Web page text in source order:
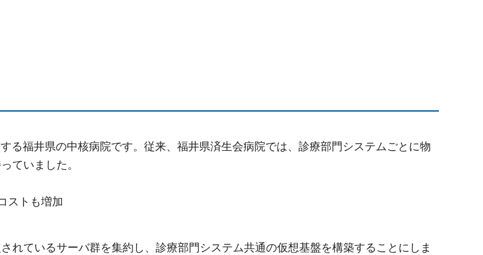
る福井県の中核病院です。従来、福井県済生会病院では、診療部門システムごとに物
ていました。
ストも増加
れているサーバ群を集約し、診療部門システム共通の仮想基盤を構築することにしま